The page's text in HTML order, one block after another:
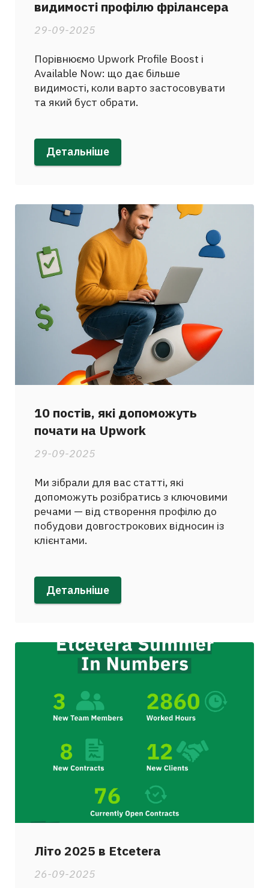
видимості профілю фрілансера
29-09-2025
Порівнюємо Upwork Profile Boost і
Available Now: що дає більше
видимості, коли варто застосовувати
та який буст обрати.
Детальніше
10 постів, які допоможуть
почати на Upwork
29-09-2025
Ми зібрали для вас статті, які
допоможуть розібратись з ключовими
речами — від створення профілю до
побудови довгострокових відносин із
клієнтами.
Детальніше
Літо 2025 в Etcetera
26-09-2025